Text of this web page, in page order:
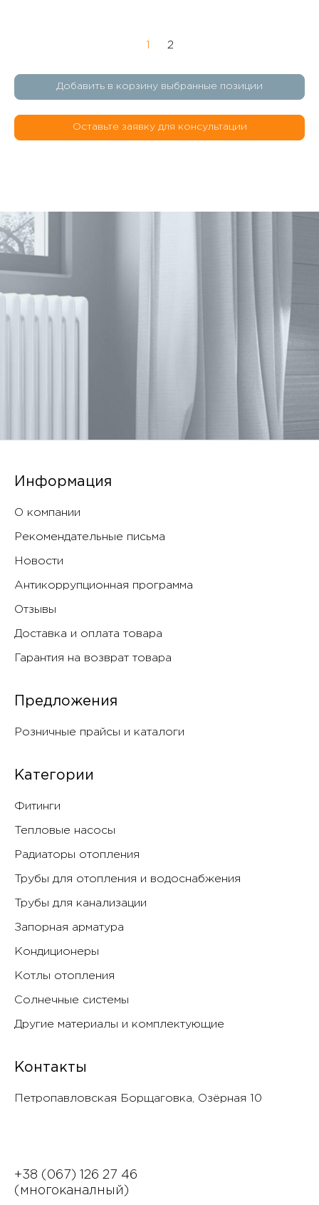
1 2
Добавить в корзину выбранные позиции
Оставьте заявку для консультации
Информация
О компании
Рекомендательные письма
Новости
Антикоррупционная программа
Отзывы
Доставка и оплата товара
Гарантия на возврат товара
Предложения
Розничные прайсы и каталоги
Категории
Фитинги
Тепловые насосы
Радиаторы отопления
Трубы для отопления и водоснабжения
Трубы для канализации
Запорная арматура
Кондиционеры
Котлы отопления
Солнечные системы
Другие материалы и комплектующие
Контакты
Петропавловская Борщаговка, Озëрная 10
+38 (067) 126 27 46
(многоканалный)